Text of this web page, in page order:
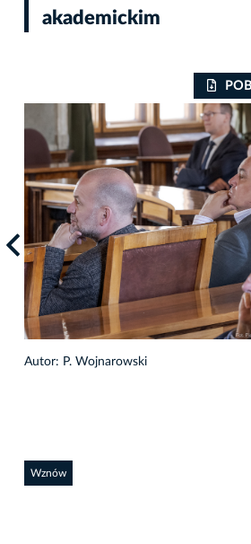
akademickim
Autor: P. Wojnarowski
Wznów